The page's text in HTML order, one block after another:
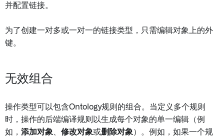
并配置链接。
为了创建一对多或一对一的链接类型，只需编辑对象上的外
键。
无效组合
操作类型可以包含Ontology规则的组合。当定义多个规则
时，操作的后端编译规则以生成每个对象的单一编辑（例
如， 添加对象 修改对象或删除对象）。例如，如果一个规